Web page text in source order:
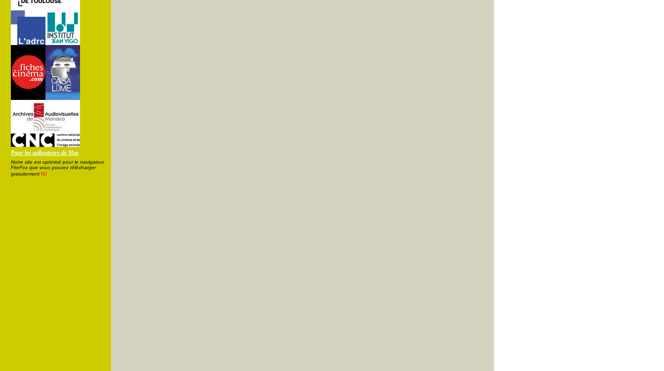
Pour les utilisateurs de Mac
Notre site est optimisé pour le navigateur
FireFox que vous pouvez télécharger
gratuitement ici